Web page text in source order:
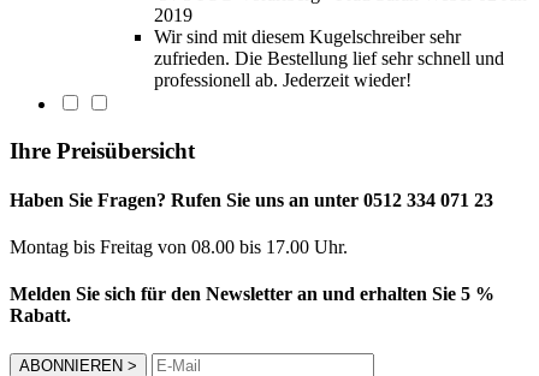
2019
Wir sind mit diesem Kugelschreiber sehr
zufrieden. Die Bestellung lief sehr schnell und
professionell ab. Jederzeit wieder!
Ihre Preisübersicht
Haben Sie Fragen? Rufen Sie uns an unter 0512 334 071 23
Montag bis Freitag von 08.00 bis 17.00 Uhr.
Melden Sie sich für den Newsletter an und erhalten Sie 5 %
Rabatt.
ABONNIEREN >